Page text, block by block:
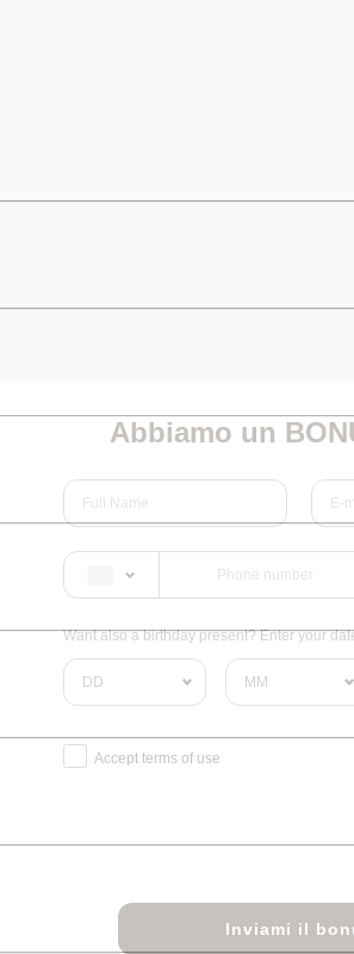
Abbiamo un
Want also a birthday present? Enter your
Accept terms of use
Inviami il